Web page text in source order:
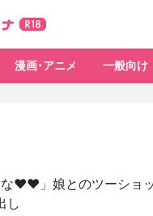
漫画･アニメ 一般向け
な♥♥」娘とのツーショ
し